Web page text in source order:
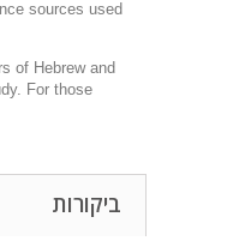
sources used
of He­brew and
For those
ביקורות